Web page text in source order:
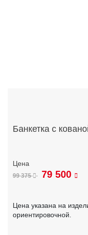
Банкетка с
99 375 79 500
Цена указана на
ориентировочной.